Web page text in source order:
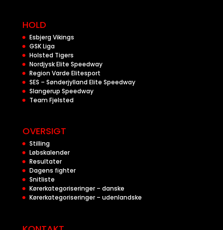
HOLD
Esbjerg Vikings
GSK Liga
Holsted Tigers
Nordjysk Elite Speedway
Region Varde Elitesport
SES – Sønderjylland Elite Speedway
Slangerup Speedway
Team Fjelsted
OVERSIGT
Stilling
Løbskalender
Resultater
Dagens fighter
Snitliste
Kørerkategoriseringer – danske
Kørerkategoriseringer – udenlandske